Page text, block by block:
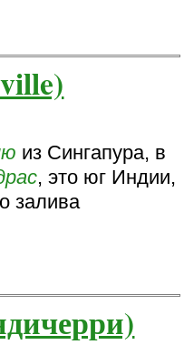
из Сингапура, в
, это юг Индии,
залива